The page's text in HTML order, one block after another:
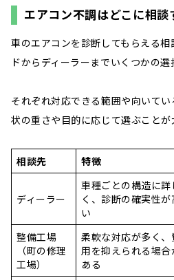
エアコン不調はどこに相談
車のエアコンを診断してもらえる
ドからディーラーまでいくつかの選
それぞれ対応できる範囲や向いて
状の重さや目的に応じて選ぶことが
相談先 特徴
ディーラー
車種ごとの構造に詳
く、診断の確実性が
い
整備工場
（町の修理
工場）
柔軟な対応が多く、
用を抑えられる場合
ある